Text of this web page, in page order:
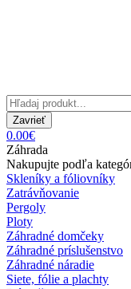
Zavrieť
0.00€
Záhrada
Nakupujte podľa
Skleníky a fóliovníky
Zatrávňovanie
Pergoly
Ploty
Záhradné domčeky
Záhradné príslušenstvo
Záhradné náradie
Siete, fólie a plachty